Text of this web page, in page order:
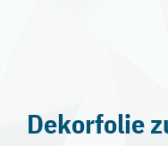
Dekorfolie